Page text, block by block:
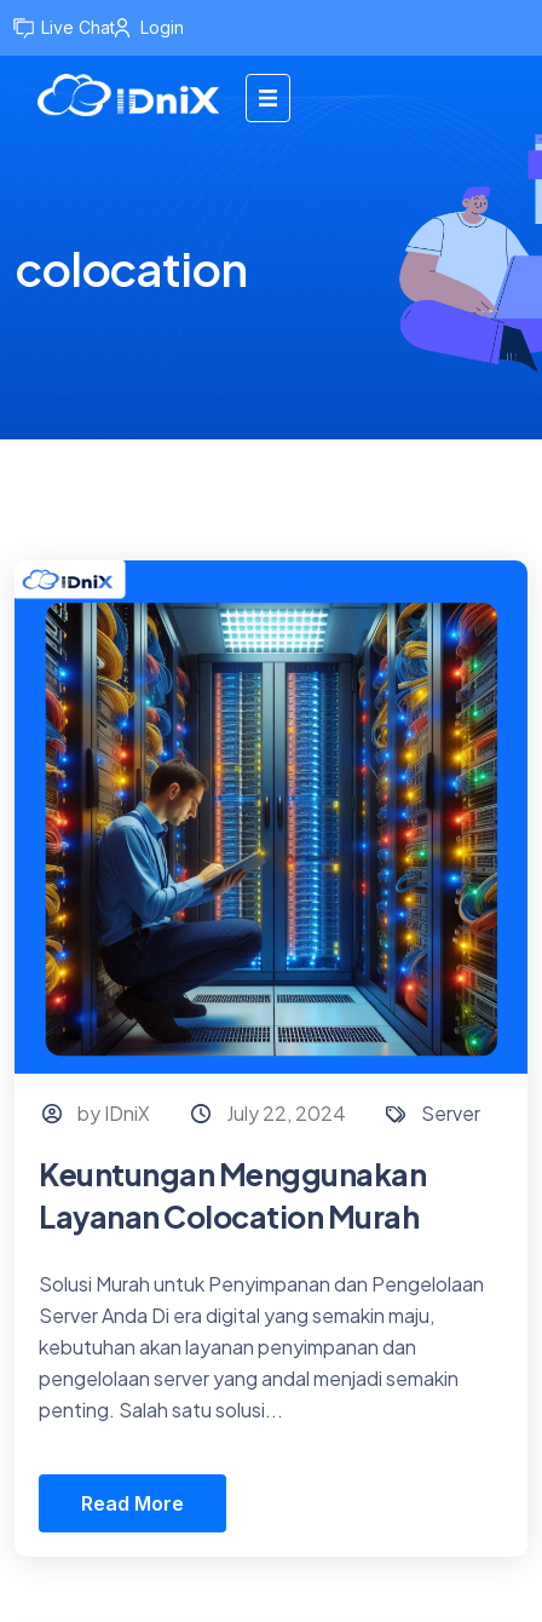
Live Chat Login
colocation
by IDniX July 22, 2024 Server
Keuntungan Menggunakan
Layanan Colocation Murah
Solusi Murah untuk Penyimpanan dan Pengelolaan
Server Anda Di era digital yang semakin maju,
kebutuhan akan layanan penyimpanan dan
pengelolaan server yang andal menjadi semakin
penting. Salah satu solusi...
Read More